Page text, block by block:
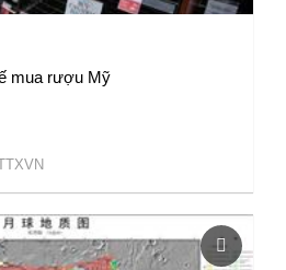
mua rượu Mỹ